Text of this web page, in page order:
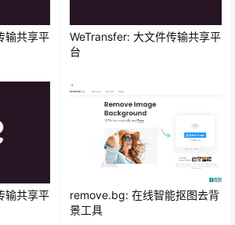
输共享平
WeTransfer: 大文件传输共享平
台
输共享平
remove.bg: 在线智能抠图去背
景工具